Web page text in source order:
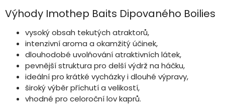
Výhody Imothep Baits Dipovaného Boilies
vysoký obsah tekutých atraktorů,
intenzivní aroma a okamžitý účinek,
dlouhodobé uvolňování atraktivních látek,
pevnější struktura pro delší výdrž na háčku,
ideální pro krátké vycházky i dlouhé výpravy,
široký výběr příchutí a velikostí,
vhodné pro celoroční lov kaprů.